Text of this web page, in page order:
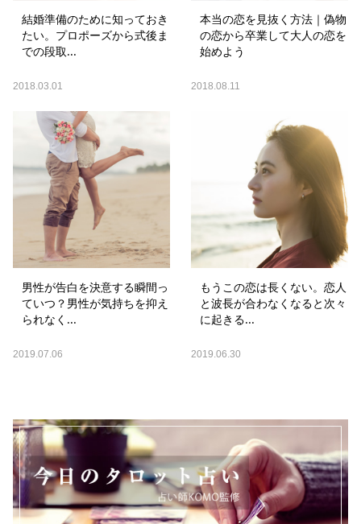
結婚準備のために知っておき
たい。プロポーズから式後ま
での段取...
2018.03.01
本当の恋を見抜く方法｜偽物
の恋から卒業して大人の恋を
始めよう
2018.08.11
男性が告白を決意する瞬間っ
ていつ？男性が気持ちを抑え
られなく...
2019.07.06
もうこの恋は長くない。恋人
と波長が合わなくなると次々
に起きる...
2019.06.30